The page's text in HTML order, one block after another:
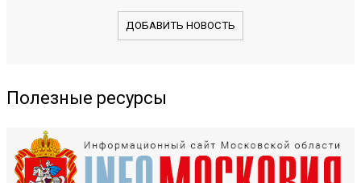
ДОБАВИТЬ НОВОСТЬ
Полезные ресурсы